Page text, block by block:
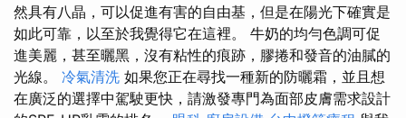
然具有八晶，可以促進有害的自由基，但是在陽光下確實是
如此可靠，以至於我覺得它在這裡。 牛奶的均勻色調可促
進美麗，甚至曬黑，沒有粘性的痕跡，膠捲和發音的油膩的
光線。 冷氣清洗 如果您正在尋找一種新的防曬霜，並且想
在廣泛的選擇中駕駛更快，請激發專門為面部皮膚需求設計